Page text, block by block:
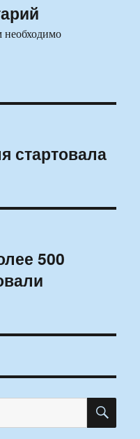
необходимо
стартовала
500